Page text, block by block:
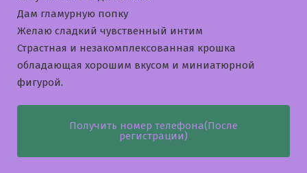
Дам гламурную попку
Желаю сладкий чувственный интим
Страстная и незакомплексованная крошка
обладающая хорошим вкусом и миниатюрной
фигурой.
Получить номер телефона(После
регистрации)